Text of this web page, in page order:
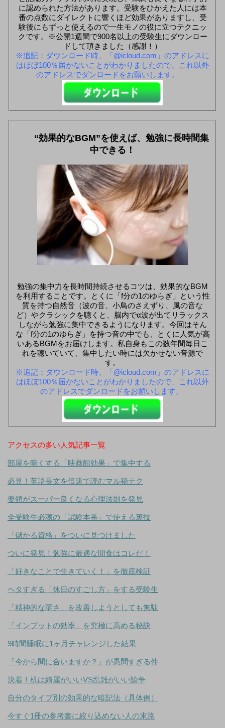
に認められた方法があります。受験をひかえた人には本
番の点数にダイレクトに響くほど効果がありますし、受
験後にもずっと使えるので一生モノの役に立つテクニッ
クです。※公開1週間で900名以上の受験生にダウンロー
ドして頂きました（感謝！）
※追記：ダウンロード時、「@icloud.com」のアドレスに
はほぼ100％届かないことがわかりましたので、これ以外
のアドレスでダンロードをお願いします。
“効果的なBGM”を使えば、勉強に長時間集
中できる！
勉強の集中力を長時間持続させるコツは、効果的なBGM
を利用することです。とくに「f分の1のゆらぎ」という性
質を持つ自然音（波の音、小鳥のさえずり、風の音な
ど）やクラシックを聴くと、脳内でα波が出てリラックス
しながら勉強に集中できるようになります。今回はそん
な「f分の1のゆらぎ」を持つ音の中でも、とくに人気が高
いあるBGMをお届けします。私自身もこの数年間毎日こ
れを聴いていて、集中したい時には欠かせない音源で
す。
※追記：ダウンロード時、「@icloud.com」のアドレスに
はほぼ100％届かないことがわかりましたので、これ以外
のアドレスでダンロードをお願いします。
アクセスの多い人気記事一覧
部屋を暗くする「映画館効果」で集中する
必見！英語長文を倍速で読むマル秘テク
要領がスーパー良くなる心理法則を発見
全受験生必聴の「試験本番」で使える裏技
「儲かる資格」をついに見つけました
ついに発見！勉強に最適な間食はコレだ！
「好きなことで生きていく！」を徹底検証
ヘタすぎる「休日のすごし方」をする受験生
「精神的な弱さ」を改善しようとしても無駄
「インプットの効率」を究極に高める秘訣
9時間睡眠に1ヶ月チャレンジした結果
「今から間に合いますか？」が愚問すぎる件
決着！机は綺麗がいいVS乱雑がいい論争
自分のタイプ別の効果的な暗記法（具体例）
今すぐ1冊の参考書に絞り込めない人の末路